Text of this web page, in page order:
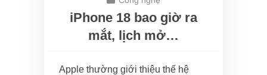
iPhone 18 bao giờ ra
mắt, lịch mở…
Apple thường giới thiệu thế hệ